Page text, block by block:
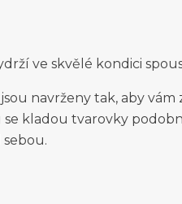
ve skvělé kondici
navrženy tak, aby vám
kladou tvarovky